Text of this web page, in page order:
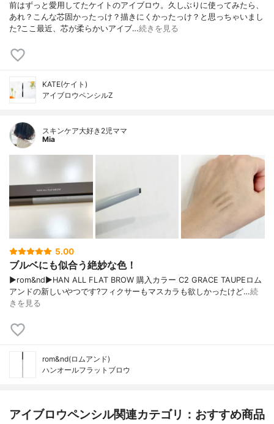
前はずっと愛用してたケイトのアイブロウ。久しぶりに使ってみたら、
あれ？こんな芯固かったっけ？描きにくかったっけ？と思っちゃいまし
た?ここ最近、芯が柔らかいアイブ…続きを見る
KATE(ケイト)
アイブロウペンシルZ
スキンケア大好き2児ママ
Mia
5.00
ブルベにも似合う絶妙な色！
▶︎rom&nd▶︎HAN ALL FLAT BROW 購入カラー C2 GRACE TAUPEロム
アンドの新しいやつです?フィクサーもマスカラも欲しかったけど…続
きを見る
rom&nd(ロムアンド)
ハンオールフラットブロウ
アイブロウペンシル関連カテゴリ：おすすめ商品